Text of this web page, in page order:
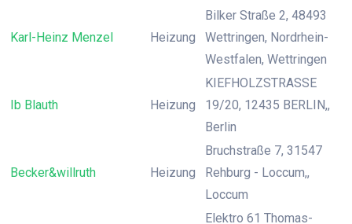
Karl-Heinz Menzel Heizung
Bilker Straße 2, 48493
Wettringen, Nordrhein-
Westfalen, Wettringen
Ib Blauth Heizung
KIEFHOLZSTRASSE
19/20, 12435 BERLIN,,
Berlin
Becker&willruth Heizung
Bruchstraße 7, 31547
Rehburg - Loccum,,
Loccum
Elektro 61 Thomas-